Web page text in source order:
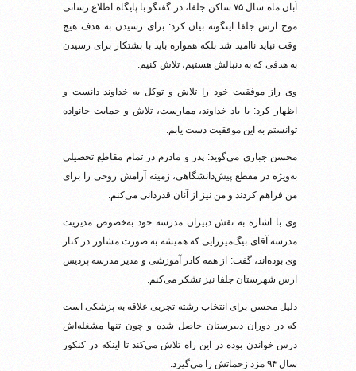
آبان ماه سال ۷۵ ساکن جلفا، در گفتگو با پایگاه اطلاع رسانی
موج ارس جلفا اینگونه بیان کرد: برای رسیدن به هدف هیچ
وقت نباید ناامید شد بلکه همواره باید با پشتکار برای رسیدن
به هدفی که به دنبالش هستیم، تلاش کنیم.
وی راز موفقیت خود را تلاش و توکل به خداوند دانست و
اظهار کرد: با یاد خداوند، ممارست، تلاش و حمایت خانواده
توانستم به این موفقیت دست یابم.
محسن جباری می‌گوید: پدر و مادرم در تمام مقاطع تحصیلی
به‌ویژه در مقطع پیش‌دانشگاهی، زمینه آرامش روحی را برای
من فراهم کردند و من نیز از آنان قدردانی می‌کنم.
وی با اشاره به نقش دبیران مدرسه خود به‌خصوص مدیریت
مدرسه آقای بیگ‌میرزایی که همیشه به صورت مشاور در کنار
وی بوده‌اند، گفت: از همه کادر آموزشی و مدیر مدرسه پردیس
ارس شهرستان جلفا نیز تشکر می‌کنم.
دلیل محسن برای انتخاب رشته تجربی علاقه به پزشکی است
که در دوران دبیرستان حاصل شده و چون تنها مشغله‌اش
درس خواندن بوده در این راه تلاش می‌کند تا اینکه در کنکور
سال ۹۴ مزد زحماتش را می‌گیرد.